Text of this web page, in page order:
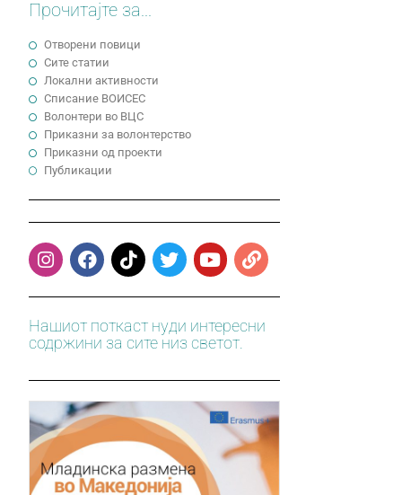
Прочитајте за...
Отворени повици
Сите статии
Локални активности
Cписание ВОИСЕС
Волонтери во ВЦС
Приказни за волонтерство
Приказни од проекти
Публикации
Нашиот поткаст нуди интересни
содржини за сите низ светот.